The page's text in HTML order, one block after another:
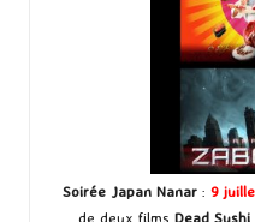
Soirée Japan Nanar : 9
de deux films Dead Sushi